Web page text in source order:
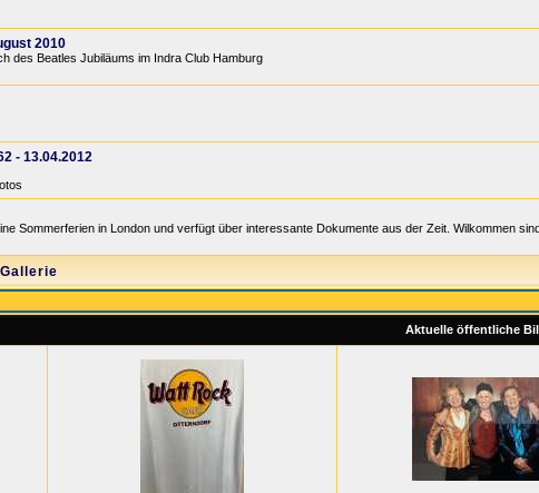
2010
des Beatles Jubiläums im Indra Club Hamburg
- 13.04.2012
Sommerferien in London und verfügt über interessante Dokumente aus der Zeit. Wilkommen
Aktuelle öffentliche